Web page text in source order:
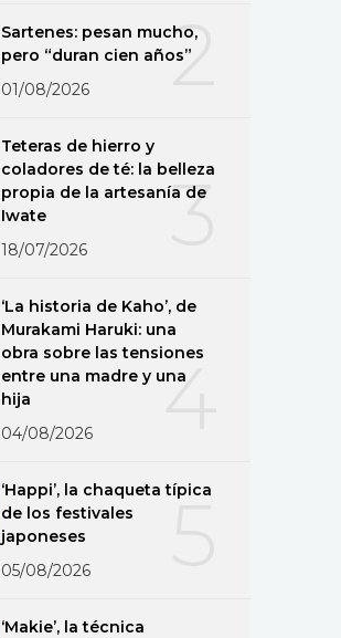
2
Sartenes: pesan mucho,
pero “duran cien años”
01/08/2026
3
Teteras de hierro y
coladores de té: la belleza
propia de la artesanía de
Iwate
18/07/2026
4
‘La historia de Kaho’, de
Murakami Haruki: una
obra sobre las tensiones
entre una madre y una
hija
04/08/2026
5
‘Happi’, la chaqueta típica
de los festivales
japoneses
05/08/2026
‘Makie’, la técnica